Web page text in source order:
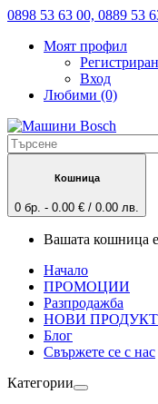
0898 53 63 00, 0889 53
Моят профил
Вход
Любими (0)
Кошница
0 бр. - 0.00 € / 0.00 лв.
Вашата кошница
Начало
ПРОМОЦИИ
Разпродажба
НОВИ
Блог
Свържете се с нас
Категории